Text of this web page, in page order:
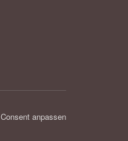
Consent anpassen